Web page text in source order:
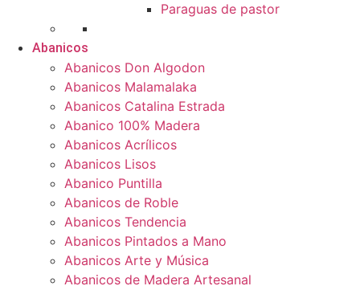
Paraguas de pastor
Abanicos
Abanicos Don Algodon
Abanicos Malamalaka
Abanicos Catalina Estrada
Abanico 100% Madera
Abanicos Acrílicos
Abanicos Lisos
Abanico Puntilla
Abanicos de Roble
Abanicos Tendencia
Abanicos Pintados a Mano
Abanicos Arte y Música
Abanicos de Madera Artesanal